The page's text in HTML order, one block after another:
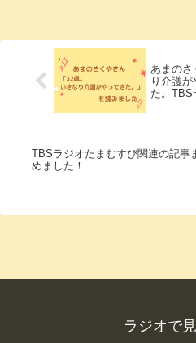
あまの
り介護
た。TBS
TBSラジオたまむすび関連の記事
めました！
ラジオで